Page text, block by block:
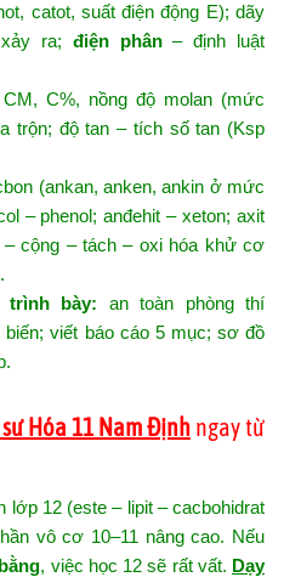
catot, suất điện động E); dãy
ra; điện phân– định luật
CM, C%, nồng độ molan (mức
trộn; độ tan – tích số tan (Ksp
(ankan, anken, ankin ở mức
– phenol; anđehit – xeton; axit
cộng – tách – oxi hóa khử cơ
bày: an toàn phòng thí
biến; viết báo cáo 5 mục; sơ đồ
Hóa 11 Nam Địnhngay từ
lớp 12 (este – lipit – cacbohidrat
vô cơ 10–11 nâng cao. Nếu
, việc học 12 sẽ rất vất. Dạy